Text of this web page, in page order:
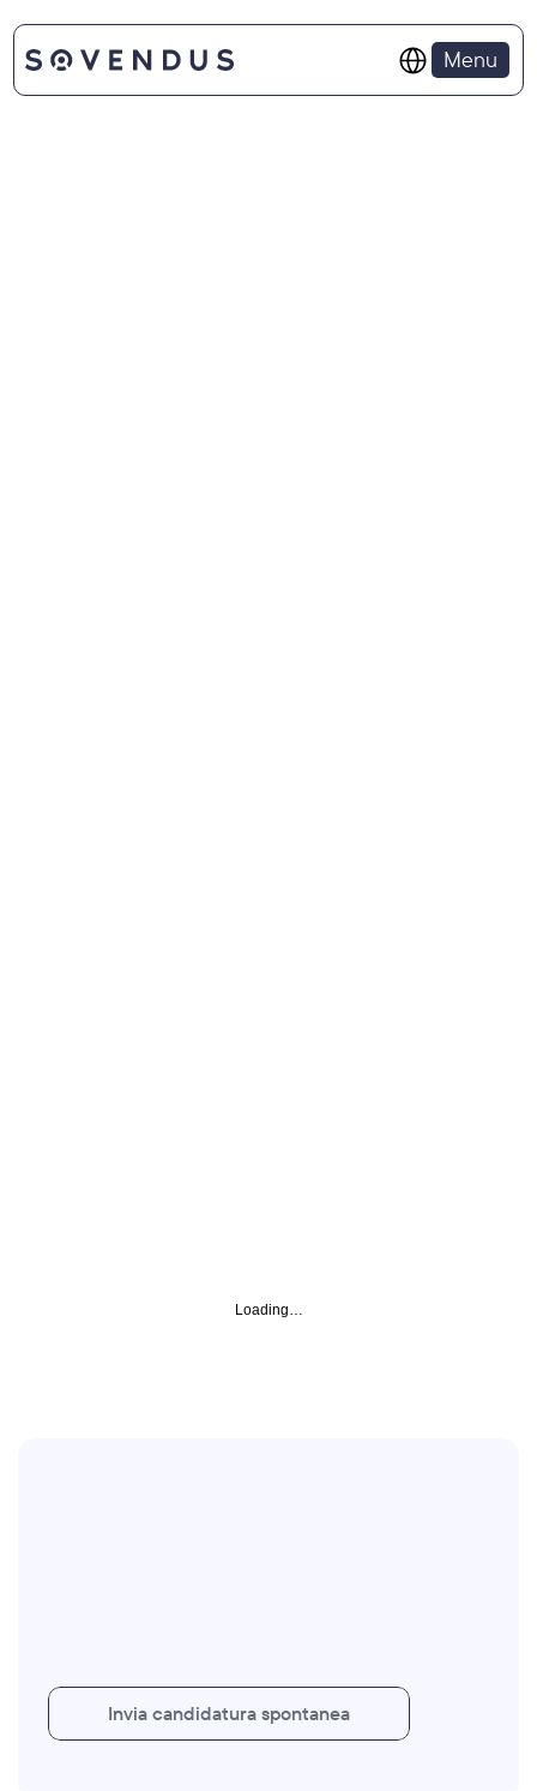
Menu
Select Language
Posizioni aperte
Loading…
Invia candidatura spontanea